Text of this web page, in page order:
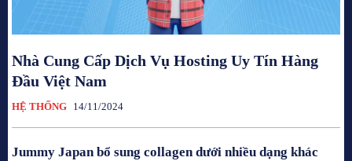
Nhà Cung Cấp Dịch Vụ Hosting Uy Tín Hàng
Đầu Việt Nam
HỆ THỐNG 14/11/2024
Jummy Japan bổ sung collagen dưới nhiều dạng khác